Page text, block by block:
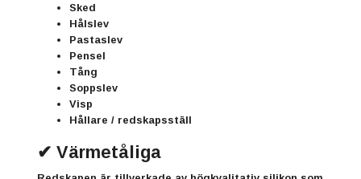
Sked
Hålslev
Pastaslev
Pensel
Tång
Soppslev
Visp
Hållare / redskapsställ
✔ Värmetåliga